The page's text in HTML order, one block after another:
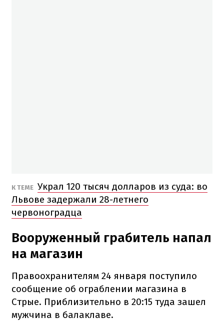
К ТЕМЕ Украл 120 тысяч долларов из суда: во
Львове задержали 28-летнего
червоноградца
Вооруженный грабитель напал
на магазин
Правоохранителям 24 января поступило
сообщение об ограблении магазина в
Стрые. Приблизительно в 20:15 туда зашел
мужчина в балаклаве.